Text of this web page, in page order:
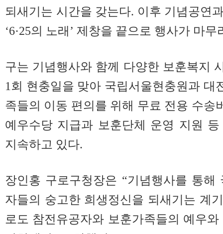
되새기는 시간을 갖는다. 이후 기념공연
‘6·25의 노래’ 제창을 끝으로 행사가 마무
구는 기념행사와 함께 다양한 보훈복지
1회 현충일을 맞아 국립서울현충원과 대
족들의 이동 편의를 위해 무료 전용 수송
예우수당 지급과 보훈단체 운영 지원
지속하고 있다.
장인홍 구로구청장은 “기념행사를 통
자들의 숭고한 희생정신을 되새기는 계
로도 참전유공자와 보훈가족들의 예우